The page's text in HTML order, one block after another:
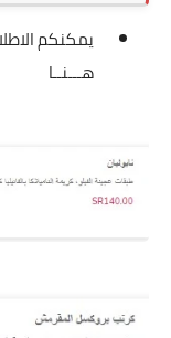
يمكنكم
هـــنــا